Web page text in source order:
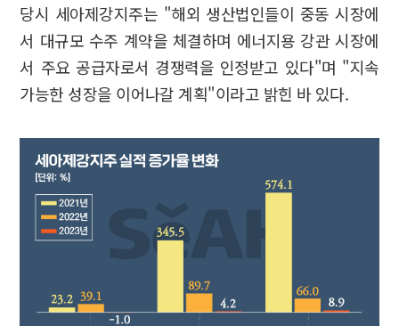
당시 세아제강지주는 "해외 생산법인들이 중동 시장에
서 대규모 수주 계약을 체결하며 에너지용 강관 시장에
서 주요 공급자로서 경쟁력을 인정받고 있다"며 "지속
가능한 성장을 이어나갈 계획"이라고 밝힌 바 있다.